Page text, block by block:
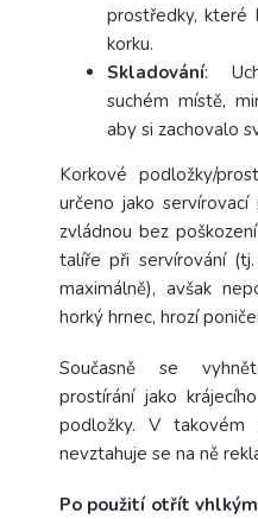
prostředky, které
korku.
Skladování:
suchém místě,
aby si zachovalo
Korkové podložky/
určeno jako
zvládnou bez
talíře při servírování
maximálně), avšak
horký hrnec, hrozí
Současně se
prostírání jako
podložky. V takovém
nevztahuje se na ně
Po použití otřít